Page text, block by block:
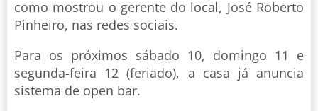
como mostrou o gerente do local, José Roberto
Pinheiro, nas redes sociais.
Para os próximos sábado 10, domingo 11 e
segunda-feira 12 (feriado), a casa já anuncia
sistema de open bar.